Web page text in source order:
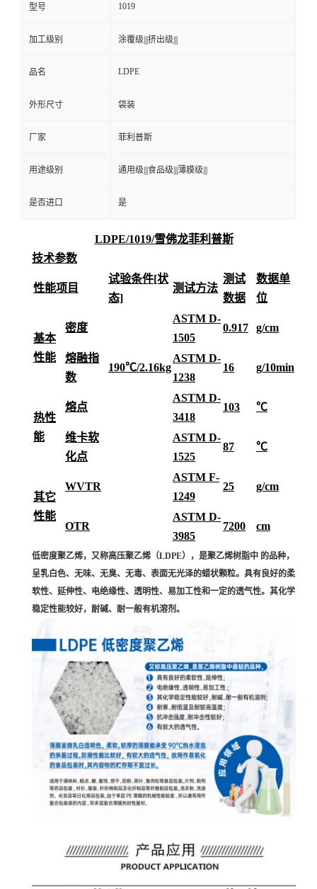
型号 1019
加工级别 涂覆级|||挤出级|||
品名 LDPE
外形尺寸 袋装
厂家 菲利普斯
用途级别 通用级|||食品级|||薄膜级|||
是否进口 是
LDPE/1019/雪佛龙菲利普斯
技术参数
性能项目
试验条件[状
态]
测试方法
测试
数据
数据单
位
基本
性能
密度
ASTM D-
1505
0.917 g/cm
熔融指
数
190℃/2.16kg
ASTM D-
1238
16 g/10min
热性
能
熔点
ASTM D-
3418
103 ℃
维卡软
化点
ASTM D-
1525
87 ℃
其它
性能
WVTR
ASTM F-
1249
25 g/cm
OTR
ASTM D-
3985
7200 cm
低密度聚乙烯，又称高压聚乙烯（LDPE），是聚乙烯树脂中 的品种，
呈乳白色、无味、无臭、无毒、表面无光泽的蜡状颗粒。具有良好的柔
软性、延伸性、电绝缘性、透明性、易加工性和一定的透气性。其化学
稳定性能较好，耐碱、耐一般有机溶剂。